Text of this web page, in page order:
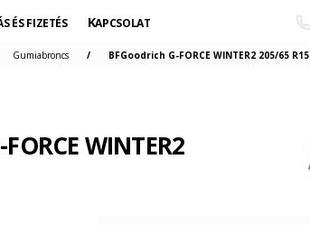
ÉS FIZETÉS KAPCSOLAT
Gumiabroncs BFGoodrich G-FORCE WINTER2 205/65
WINTER2